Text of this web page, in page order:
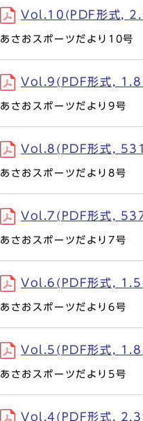
Vol.10(PDF形式,
あさおスポーツだより10号
Vol.9(PDF形式,
あさおスポーツだより9号
Vol.8(PDF形式,
あさおスポーツだより8号
Vol.7(PDF形式,
あさおスポーツだより7号
Vol.6(PDF形式,
あさおスポーツだより6号
Vol.5(PDF形式,
あさおスポーツだより5号
Vol.4(PDF形式,